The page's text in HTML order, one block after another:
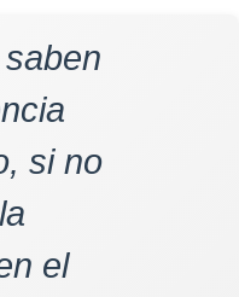
si no
el